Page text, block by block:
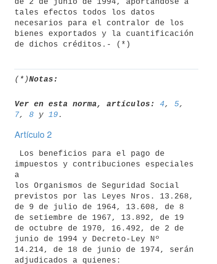
tales efectos todos los datos
necesarios para el contralor de los
bienes exportados y la cuantificación
(*)Notas:
Ver en esta norma, artículos: 4, 5
7, 8 y 19
Artículo 2
impuestos y contribuciones especiales
a
los Organismos de Seguridad Social
previstos por las Leyes Nros. 13.268,
de 9 de julio de 1964, 13.608, de 8
de setiembre de 1967, 13.892, de 19
de octubre de 1970, 16.492, de 2 de
junio de 1994 y Decreto-Ley Nº
14.214, de 18 de junio de 1974, serán
adjudicados a quienes: